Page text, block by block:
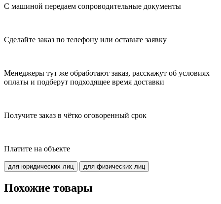
С машиной передаем сопроводительные документы
Сделайте заказ по телефону или оставьте заявку
Менеджеры тут же обработают заказ, расскажут об условиях
оплаты и подберут подходящее время доставки
Получите заказ в чётко оговоренный срок
Платите на объекте
для юридических лиц для физических лиц
Похожие товары